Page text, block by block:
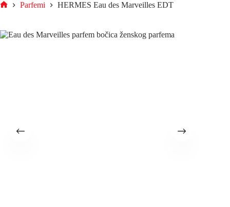
Parfemi HERMES Eau des Marveilles EDT